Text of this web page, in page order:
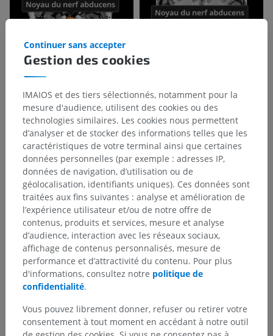
Gestion des cookies
Continuer sans accepter
IMAIOS et des tiers sélectionnés, notamment pour la
mesure d'audience, utilisent des cookies ou des
technologies similaires. Les cookies nous permettent
d’analyser et de stocker des informations telles que les
caractéristiques de votre terminal ainsi que certaines
données personnelles (par exemple : adresses IP,
données de navigation, d’utilisation ou de
géolocalisation, identifiants uniques). Ces données sont
traitées aux fins suivantes : analyse et amélioration de
l’expérience utilisateur et/ou de notre offre de
contenus, produits et services, mesure et analyse
d’audience, interaction avec les réseaux sociaux,
affichage de contenus personnalisés, mesure de
performance et d’attractivité du contenu. Pour plus
d'informations, consultez notre politique de
confidentialité.
Vous pouvez librement donner, refuser ou retirer votre
consentement à tout moment en accédant à notre outil